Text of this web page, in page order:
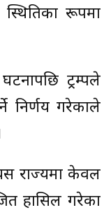
स्थितिका रूपमा
ट्रम्पले
निर्णय गरेकाले
राज्यमा केवल
हासिल गरेका